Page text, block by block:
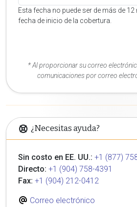
Esta fecha no puede ser de más de 12
fecha de inicio de la cobertura.
* Al proporcionar su correo
comunicaciones por correo
¿Necesitas ayuda?
Sin costo en EE. UU.: +1 (877)
Directo: +1 (904) 758-4391
Fax: +1 (904) 212-0412
Correo electrónico